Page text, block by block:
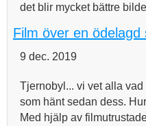
det blir mycket bättre
Film över en ödelagd
9 dec. 2019
Tjernobyl... vi vet alla
som hänt sedan dess.
Med hjälp av